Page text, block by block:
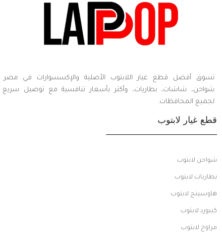
تسوق أفضل قطع غيار اللابتوب الأصلية والإكسسوارات في مصر.
شواحن، شاشات، بطاريات، وأكثر بأسعار تنافسية مع توصيل سريع
لجميع المحافظات.
قطع غيار لابتوب
شواحن لابتوب
بطاريات لابتوب
هاوسينج لابتوب
كيبورد لابتوب
مراوح لابتوب